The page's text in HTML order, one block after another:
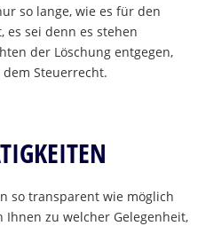
so lange, wie es für den
es sei denn es stehen
der Löschung entgegen,
Steuerrecht.
so transparent wie möglich
zu welcher Gelegenheit,